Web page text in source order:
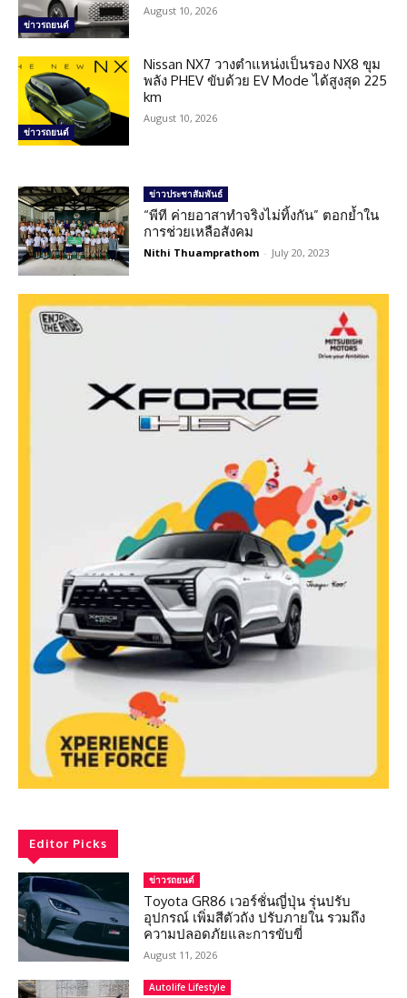
ข่าวรถยนต์
August 10, 2026
ข่าวรถยนต์
Nissan NX7 วางตำแหน่งเป็นรอง NX8 ขุม
พลัง PHEV ขับด้วย EV Mode ได้สูงสุด 225
km
August 10, 2026
ข่าวประชาสัมพันธ์
“พีที ค่ายอาสาทำจริงไม่ทิ้งกัน” ตอกย้ำใน
การช่วยเหลือสังคม
Nithi Thuamprathom - July 20, 2023
Editor Picks
ข่าวรถยนต์
Toyota GR86 เวอร์ชั่นญี่ปุ่น รุ่นปรับ
อุปกรณ์ เพิ่มสีตัวถัง ปรับภายใน รวมถึง
ความปลอดภัยและการขับขี่
August 11, 2026
Autolife Lifestyle